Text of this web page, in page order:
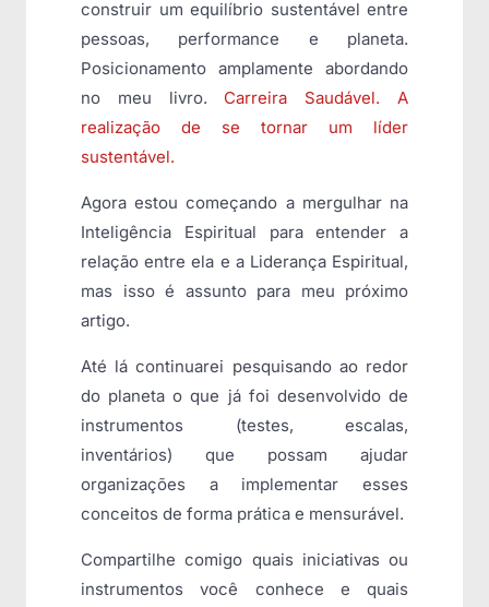
construir um equilíbrio sustentável entre
pessoas, performance e planeta.
Posicionamento amplamente abordando
no meu livro. Carreira Saudável. A
realização de se tornar um líder
sustentável.
Agora estou começando a mergulhar na
Inteligência Espiritual para entender a
relação entre ela e a Liderança Espiritual,
mas isso é assunto para meu próximo
artigo.
Até lá continuarei pesquisando ao redor
do planeta o que já foi desenvolvido de
instrumentos (testes, escalas,
inventários) que possam ajudar
organizações a implementar esses
conceitos de forma prática e mensurável.
Compartilhe comigo quais iniciativas ou
instrumentos você conhece e quais